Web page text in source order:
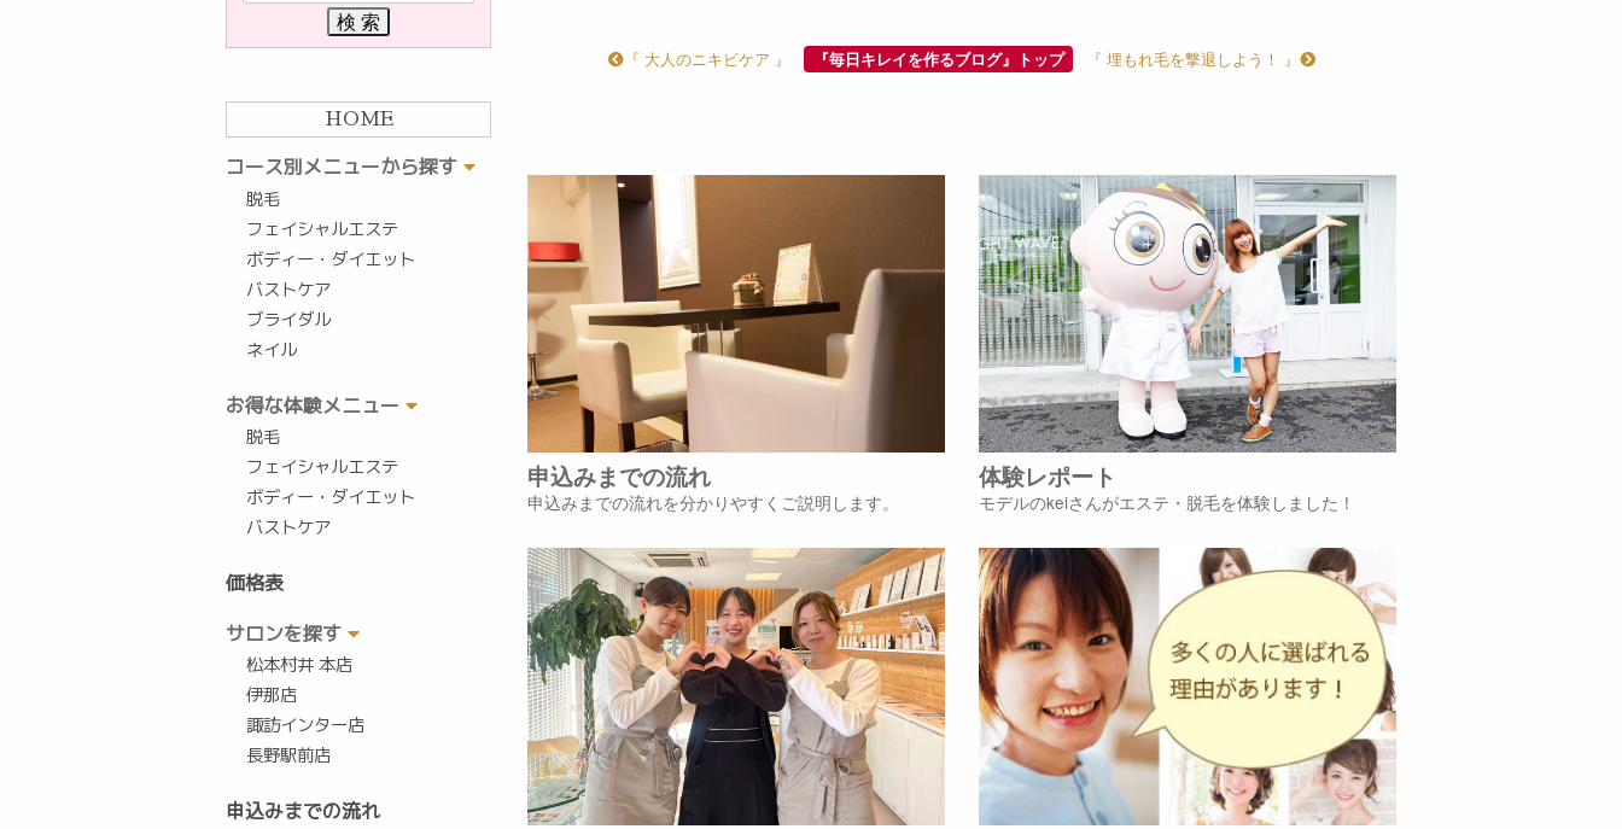
HOME
コース別メニューから探す
脱毛
フェイシャルエステ
ボディー・ダイエット
バストケア
ブライダル
ネイル
お得な体験メニュー
脱毛
フェイシャルエステ
ボディー・ダイエット
バストケア
価格表
サロンを探す
松本村井 本店
伊那店
諏訪インター店
長野駅前店
申込みまでの流れ
『 大人のニキビケア 』 『毎日キレイを作るブログ』トップ 『 埋もれ毛を撃退しよう！ 』
申込みまでの流れ
申込みまでの流れを分かりやすくご説明します。
体験レポート
モデルのkeiさんがエステ・脱毛を体験しました！